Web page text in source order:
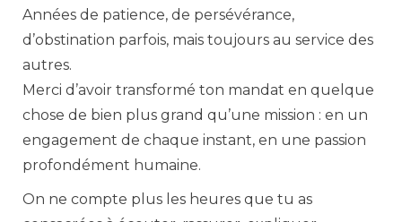
Années de patience, de persévérance,
d’obstination parfois, mais toujours au service des
autres.
Merci d’avoir transformé ton mandat en quelque
chose de bien plus grand qu’une mission : en un
engagement de chaque instant, en une passion
profondément humaine.
On ne compte plus les heures que tu as